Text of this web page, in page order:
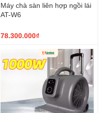
Máy chà sàn liên hợp ngồi lái
AT-W6
78.300.000₫